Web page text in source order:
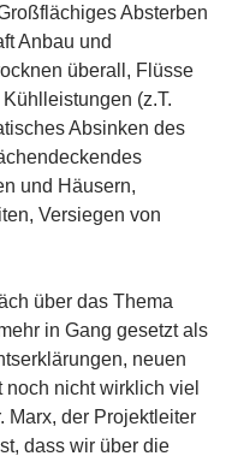
Absterben
Anbau und
überall, Flüsse
(z.T.
Absinken des
und Häusern,
Versiegen von
über das Thema
in Gang gesetzt als
neuen
noch nicht wirklich viel
Marx, der Projektleiter
dass wir über die